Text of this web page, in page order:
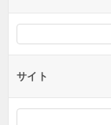
サイト